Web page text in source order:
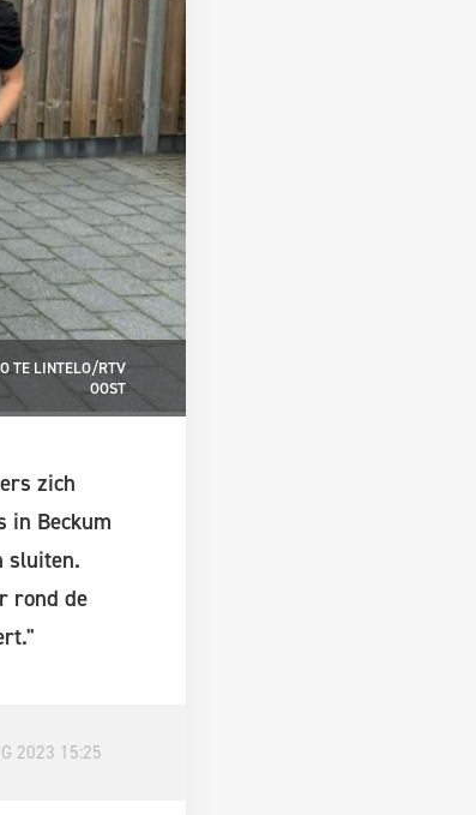
TE LINTELO/RTV
OOST
zich
in Beckum
sluiten.
rond de
2023 15:25